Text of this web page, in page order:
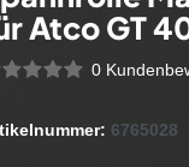
Atco GT
0
6765028